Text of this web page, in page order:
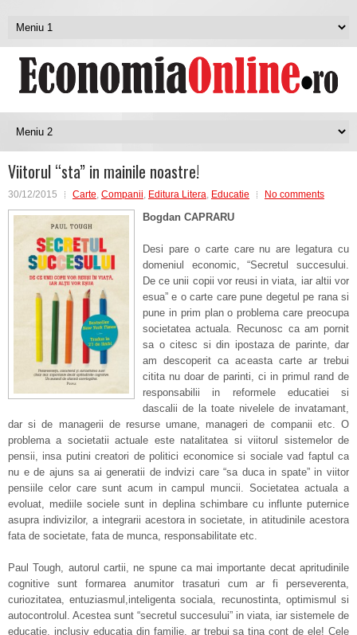
Viitorul “sta” in mainile noastre!
30/12/2015 Carte, Companii, Editura Litera, Educatie No comments
Bogdan CAPRARU
Desi pare o carte care nu are legatura cu
domeniul economic, “Secretul succesului.
De ce unii copii vor reusi in viata, iar altii vor
esua” e o carte care pune degetul pe rana si
pune in prim plan o problema care preocupa
societatea actuala. Recunosc ca am pornit
sa o citesc si din ipostaza de parinte, dar
am descoperit ca aceasta carte ar trebui
citita nu doar de parinti, ci in primul rand de
responsabilii in reformele educatiei si
dascalii de la toate nivelele de invatamant,
dar si de managerii de resurse umane, manageri de companii etc. O
problema a societatii actuale este natalitatea si viitorul sistemelor de
pensii, insa putini creatori de politici economice si sociale vad faptul ca
nu e de ajuns sa ai generatii de indvizi care “sa duca in spate” in viitor
pensiile celor care sunt acum in campul muncii. Societatea actuala a
evoluat, mediile sociele sunt in deplina schimbare cu influnte puternice
asupra indivizilor, a integrarii acestora in societate, in atitudinile acestora
fata de societate, fata de munca, responsabilitate etc.
Paul Tough, autorul cartii, ne spune ca mai importante decat apritudinile
cognitive sunt formarea anumitor trasaturi cum ar fi perseverenta,
curiozitatea, entuziasmul,inteligenta sociala, recunostinta, optimismul si
autocontrolul. Acestea sunt “secretul succesului” in viata, iar sistemele de
educatie, inclusiv educatia din familie, ar trebui sa tina cont de ele! Cele